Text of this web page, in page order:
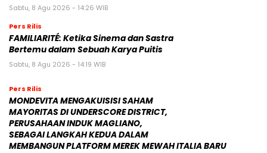
Sabtu, 8 Agu 2026 - 14:26 WIB
Pers Rilis
FAMILIARITÉ: Ketika Sinema dan Sastra
Bertemu dalam Sebuah Karya Puitis
Sabtu, 8 Agu 2026 - 14:19 WIB
Pers Rilis
MONDEVITA MENGAKUISISI SAHAM
MAYORITAS DI UNDERSCORE DISTRICT,
PERUSAHAAN INDUK MAGLIANO,
SEBAGAI LANGKAH KEDUA DALAM
MEMBANGUN PLATFORM MEREK MEWAH ITALIA BARU